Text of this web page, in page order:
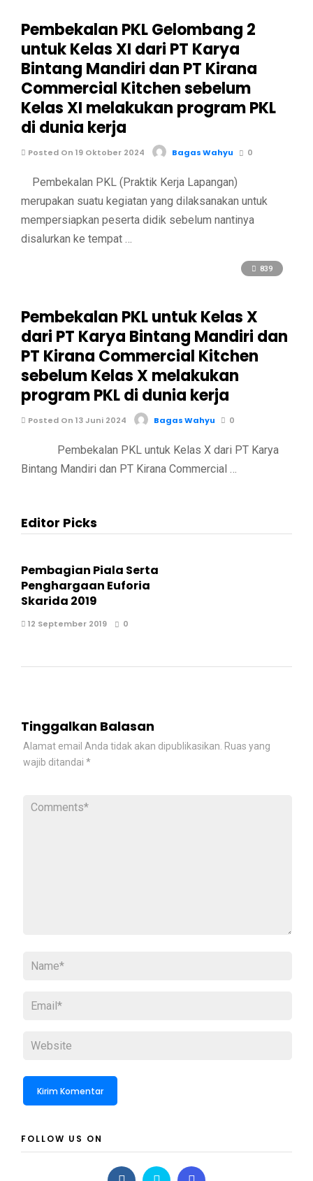
Pembekalan PKL Gelombang 2
untuk Kelas XI dari PT Karya
Bintang Mandiri dan PT Kirana
Commercial Kitchen sebelum
Kelas XI melakukan program PKL
di dunia kerja
Posted On 19 Oktober 2024 Bagas Wahyu 0
Pembekalan PKL (Praktik Kerja Lapangan)
merupakan suatu kegiatan yang dilaksanakan untuk
mempersiapkan peserta didik sebelum nantinya
disalurkan ke tempat …
839
Pembekalan PKL untuk Kelas X
dari PT Karya Bintang Mandiri dan
PT Kirana Commercial Kitchen
sebelum Kelas X melakukan
program PKL di dunia kerja
Posted On 13 Juni 2024 Bagas Wahyu 0
Pembekalan PKL untuk Kelas X dari PT Karya
Bintang Mandiri dan PT Kirana Commercial …
Editor Picks
Pembagian Piala Serta
Penghargaan Euforia
Skarida 2019
12 September 2019 0
Tinggalkan Balasan
Alamat email Anda tidak akan dipublikasikan. Ruas yang
wajib ditandai *
FOLLOW US ON